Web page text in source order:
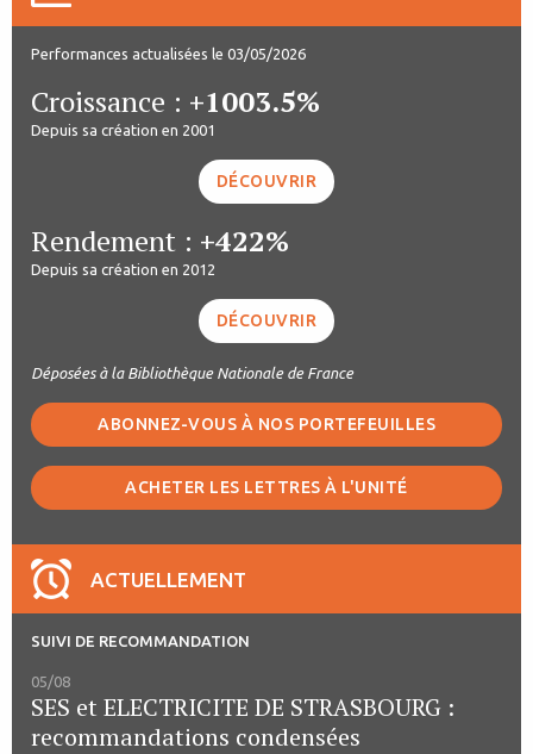
Performances actualisées le 03/05/2026
Croissance : +1003.5%
Depuis sa création en 2001
DÉCOUVRIR
Rendement : +422%
Depuis sa création en 2012
DÉCOUVRIR
Déposées à la Bibliothèque Nationale de France
ABONNEZ-VOUS À NOS PORTEFEUILLES
ACHETER LES LETTRES À L'UNITÉ
ACTUELLEMENT
SUIVI DE RECOMMANDATION
05/08
SES et ELECTRICITE DE STRASBOURG :
recommandations condensées